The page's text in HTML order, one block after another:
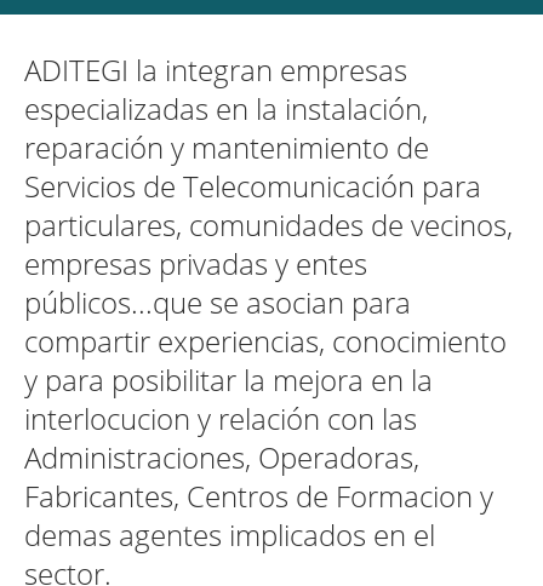
ADITEGI la integran empresas
especializadas en la instalación,
reparación y mantenimiento de
Servicios de Telecomunicación para
particulares, comunidades de vecinos,
empresas privadas y entes
públicos...que se asocian para
compartir experiencias, conocimiento
y para posibilitar la mejora en la
interlocucion y relación con las
Administraciones, Operadoras,
Fabricantes, Centros de Formacion y
demas agentes implicados en el
sector.